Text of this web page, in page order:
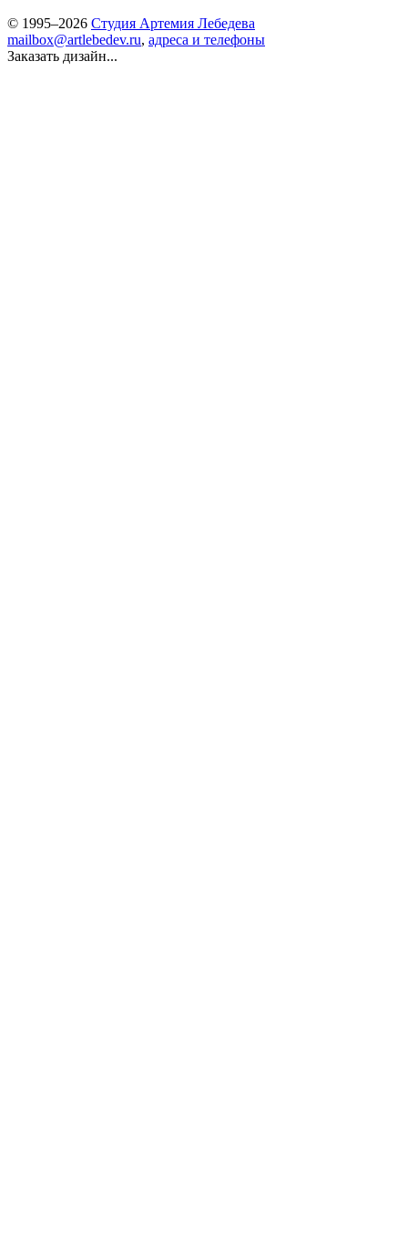
© 1995–2026 Студия Артемия Лебедева
mailbox@artlebedev.ru, адреса и телефоны
Заказать дизайн...